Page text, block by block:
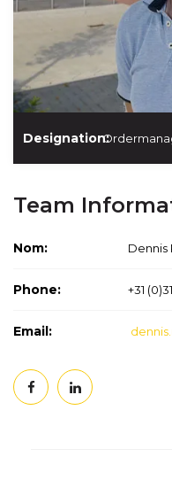
Designation:
Team
Nom: Dennis
Phone: +31
Email: